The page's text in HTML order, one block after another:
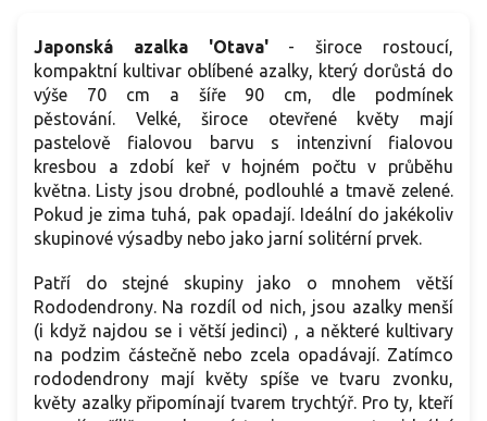
Japonská azalka 'Otava' - široce rostoucí,
kompaktní kultivar oblíbené azalky, který dorůstá do
výše 70 cm a šíře 90 cm, dle podmínek
pěstování. Velké, široce otevřené květy mají
pastelově fialovou barvu s intenzivní fialovou
kresbou a zdobí keř v hojném počtu v průběhu
května. Listy jsou drobné, podlouhlé a tmavě zelené.
Pokud je zima tuhá, pak opadají. Ideální do jakékoliv
skupinové výsadby nebo jako jarní solitérní prvek.
Patří do stejné skupiny jako o mnohem větší
Rododendrony. Na rozdíl od nich, jsou azalky menší
(i když najdou se i větší jedinci) , a některé kultivary
na podzim částečně nebo zcela opadávají. Zatímco
rododendrony mají květy spíše ve tvaru zvonku,
květy azalky připomínají tvarem trychtýř. Pro ty, kteří